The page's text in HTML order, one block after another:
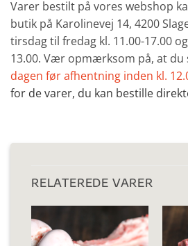
Varer bestilt på vores webshop
butik på Karolinevej 14, 4200
tirsdag til fredag kl. 11.00-17.00
13.00. Vær opmærksom på, at du
dagen før afhentning inden kl.
for de varer, du kan bestille
RELATEREDE VARER